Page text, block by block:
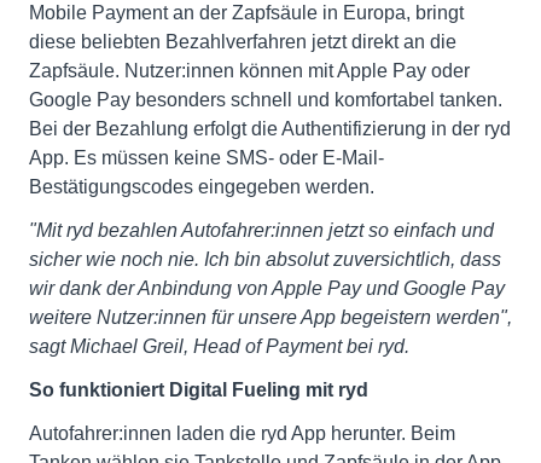
Mobile Payment an der Zapfsäule in Europa, bringt
diese beliebten Bezahlverfahren jetzt direkt an die
Zapfsäule. Nutzer:innen können mit Apple Pay oder
Google Pay besonders schnell und komfortabel tanken.
Bei der Bezahlung erfolgt die Authentifizierung in der ryd
App. Es müssen keine SMS- oder E-Mail-
Bestätigungscodes eingegeben werden.
"Mit ryd bezahlen Autofahrer:innen jetzt so einfach und
sicher wie noch nie. Ich bin absolut zuversichtlich, dass
wir dank der Anbindung von Apple Pay und Google Pay
weitere Nutzer:innen für unsere App begeistern werden",
sagt Michael Greil, Head of Payment bei ryd.
So funktioniert Digital Fueling mit ryd
Autofahrer:innen laden die ryd App herunter. Beim